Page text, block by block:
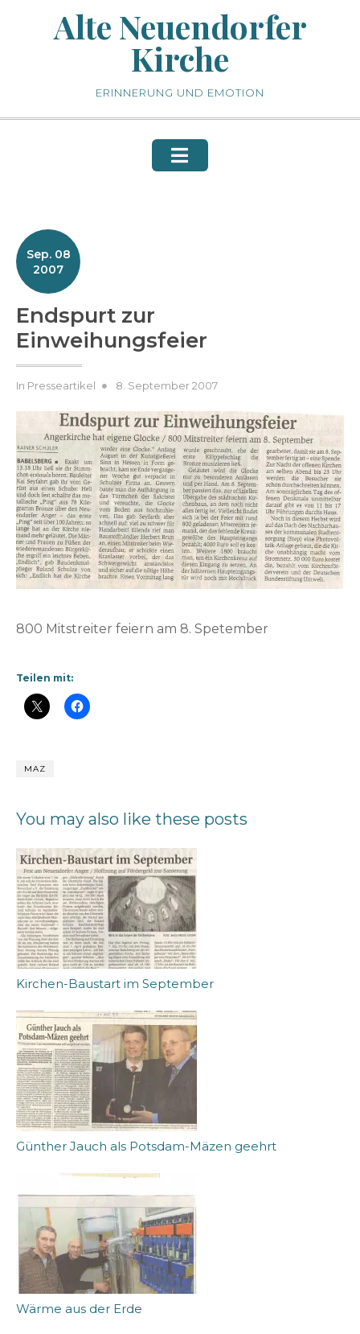
Alte Neuendorfer
Kirche
ERINNERUNG UND EMOTION
Sep. 08
2007
Endspurt zur
Einweihungsfeier
B
n
r
i
k
v
o
g
e
In Presseartikel
Posted
8. September 2007
800 Mitstreiter feiern am 8. Spetember
Teilen mit:
MAZ
You may also like these posts
Kirchen-Baustart im September
Günther Jauch als Potsdam-Mäzen geehrt
Wärme aus der Erde